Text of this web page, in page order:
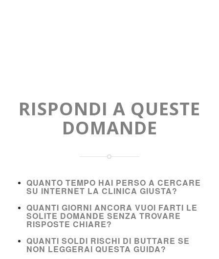
RISPONDI A QUESTE
DOMANDE
QUANTO TEMPO HAI PERSO A CERCARE
SU INTERNET LA CLINICA GIUSTA?
QUANTI GIORNI ANCORA VUOI FARTI LE
SOLITE DOMANDE SENZA TROVARE
RISPOSTE CHIARE?
QUANTI SOLDI RISCHI DI BUTTARE SE
NON LEGGERAI QUESTA GUIDA?